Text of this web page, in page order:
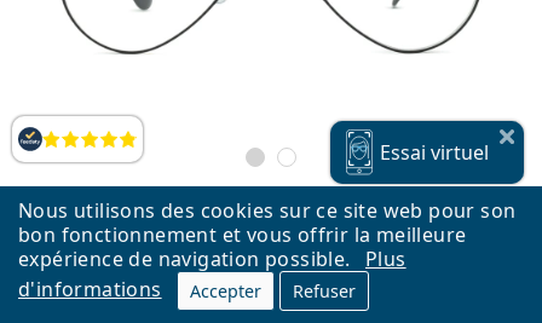
Nous utilisons des cookies sur ce site web pour son
bon fonctionnement et vous offrir la meilleure
expérience de navigation possible.
Plus
d'informations
Accepter Refuser
Évaluation
Ray-Ban Aviator 0RX6489 2503
119,90 €
Essai virtuel